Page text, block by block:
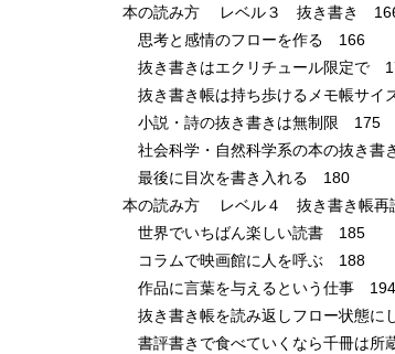
本の読み方 レベル３ 抜き書き
思考と感情のフローを作る 166
抜き書きはエクリチュール限定で
抜き書き帳は持ち歩けるメモ帳サ
小説・詩の抜き書きは無制限 175
社会科学・自然科学系の本の抜き
最後に目次を書き入れる 180
本の読み方 レベル４ 抜き書き帳
世界でいちばん楽しい読書 185
コラムで映画館に人を呼ぶ 188
作品に言葉を与えるという仕事 194
抜き書き帳を読み返しフロー状態
書評書きで食べていくなら千冊は